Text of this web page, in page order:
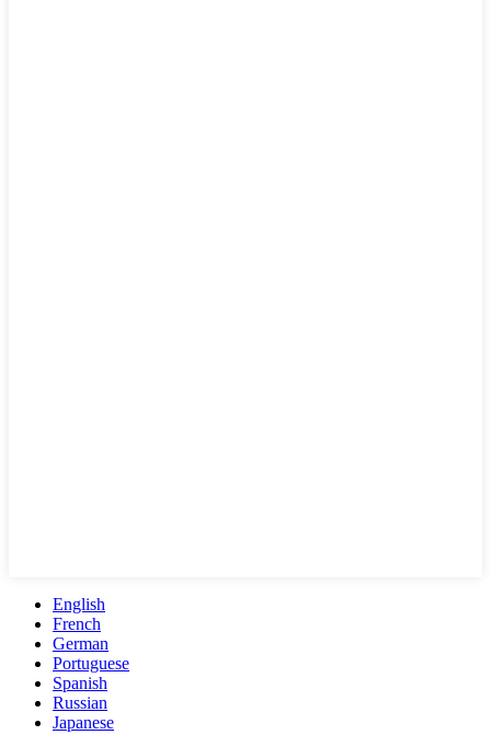
English
French
German
Portuguese
Spanish
Russian
Japanese